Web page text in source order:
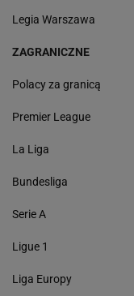
Legia Warszawa
ZAGRANICZNE
Polacy za granicą
Premier League
La Liga
Bundesliga
Serie A
Ligue 1
Liga Europy